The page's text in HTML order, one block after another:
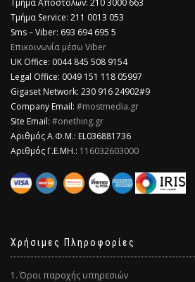
Τμήμα Service: 211 0013 053
Sms – Viber: 693 694 695 5
Επικοινωνία μέσω Viber
​UK Office: 0044 845 508 9154
Legal Office: 0049 151 118 05997
Gigaset Network: 230 916 24902#9
Company Email: #mostmedia.gr
Site Email: #onething.gr
Αριθμός Α.Φ.Μ.: EL036881736
Αριθμός Γ.Ε.ΜΗ.: 116032603000
Χρήσιμες Πληροφορίες
1. Όροι παροχής υπηρεσιών